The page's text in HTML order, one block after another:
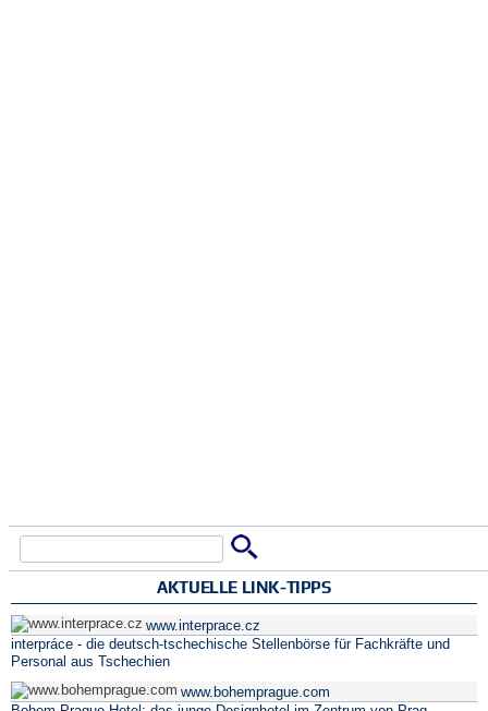
AKTUELLE LINK-TIPPS
www.interprace.cz
interpráce - die deutsch-tschechische Stellenbörse für Fachkräfte und
Personal aus Tschechien
www.bohemprague.com